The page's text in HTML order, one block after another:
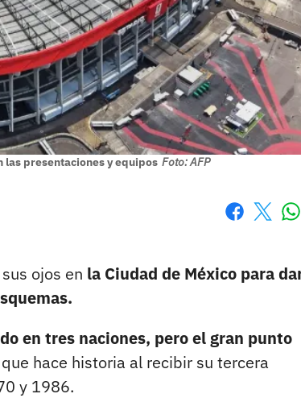
presentaciones y equipos Foto: AFP
ojos en la Ciudad de México para
en tres naciones, pero el gran punto
hace historia al recibir su tercera
y 1986.